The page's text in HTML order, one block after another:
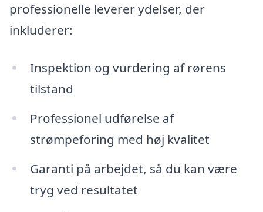
professionelle leverer ydelser, der
inkluderer:
Inspektion og vurdering af rørens
tilstand
Professionel udførelse af
strømpeforing med høj kvalitet
Garanti på arbejdet, så du kan være
tryg ved resultatet